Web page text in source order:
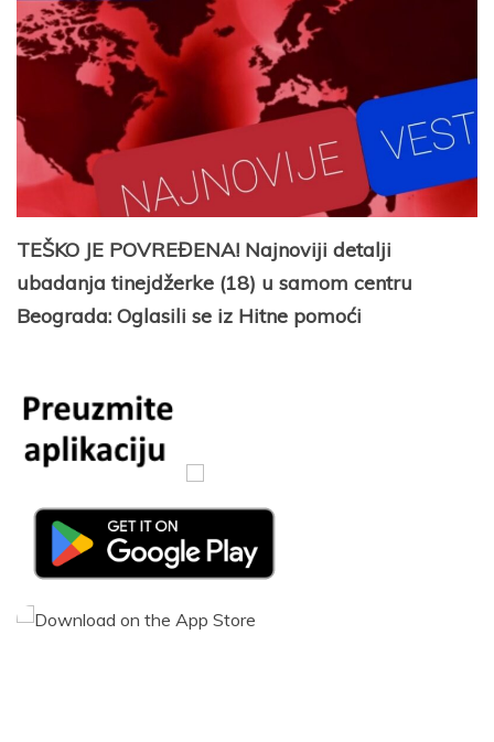
TEŠKO JE POVREĐENA! Najnoviji detalji
ubadanja tinejdžerke (18) u samom centru
Beograda: Oglasili se iz Hitne pomoći